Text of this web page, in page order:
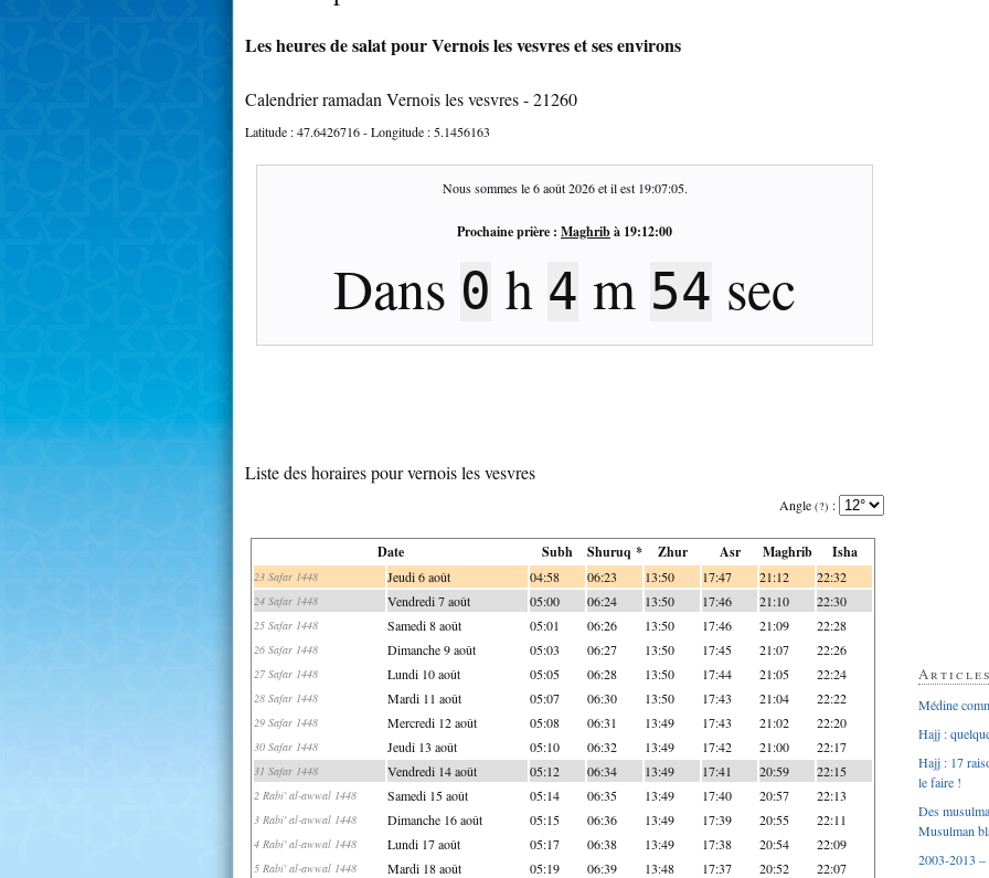
Les heures de salat pour Vernois les vesvres et ses environs
Calendrier ramadan Vernois les vesvres - 21260
Latitude :47.6426716- Longitude : 5.1456163
Nous sommes le6 août 2026et il est 19:07:05.
Prochaine prière : Maghribà 19:12:00
Dans 0 h 4 m 54 sec
Liste des horaires pour vernois les vesvres
Angle (?) :
Date Subh Shuruq * Zhur Asr Maghrib Isha
23 Safar 1448 Jeudi 6 août 04:58 06:23 13:50 17:47 21:12 22:32
24 Safar 1448 Vendredi 7 août 05:00 06:24 13:50 17:46 21:10 22:30
25 Safar 1448 Samedi 8 août 05:01 06:26 13:50 17:46 21:09 22:28
26 Safar 1448 Dimanche 9 août 05:03 06:27 13:50 17:45 21:07 22:26
27 Safar 1448 Lundi 10 août 05:05 06:28 13:50 17:44 21:05 22:24
28 Safar 1448 Mardi 11 août 05:07 06:30 13:50 17:43 21:04 22:22
29 Safar 1448 Mercredi 12 août 05:08 06:31 13:49 17:43 21:02 22:20
30 Safar 1448 Jeudi 13 août 05:10 06:32 13:49 17:42 21:00 22:17
31 Safar 1448 Vendredi 14 août 05:12 06:34 13:49 17:41 20:59 22:15
2 Rabi' al-awwal 1448 Samedi 15 août 05:14 06:35 13:49 17:40 20:57 22:13
3 Rabi' al-awwal 1448 Dimanche 16 août 05:15 06:36 13:49 17:39 20:55 22:11
4 Rabi' al-awwal 1448 Lundi 17 août 05:17 06:38 13:49 17:38 20:54 22:09
5 Rabi' al-awwal 1448 Mardi 18 août 05:19 06:39 13:48 17:37 20:52 22:07
Médine
Hajj :
Hajj : 17
le faire !
Des
Musulman
2003-2013 –